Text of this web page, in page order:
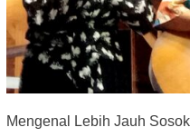
Mengenal Lebih Jauh Sosok